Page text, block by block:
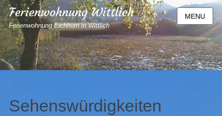
Ferienwohnung Wittlich
Ferienwohnung Eichhorn in Wittlich
MENU
Sehenswürdigkeiten